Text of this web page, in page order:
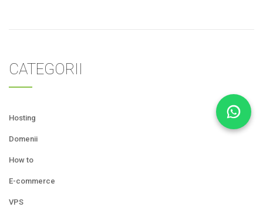
CATEGORII
Hosting
Domenii
How to
E-commerce
VPS